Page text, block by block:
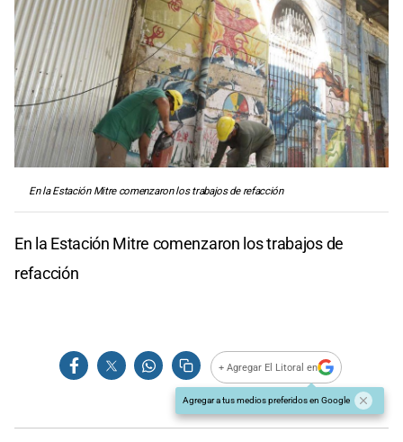
En la Estación Mitre comenzaron los trabajos de refacción
En la Estación Mitre comenzaron los trabajos de
refacción
+ Agregar El Litoral en
Agregar a tus medios preferidos en Google